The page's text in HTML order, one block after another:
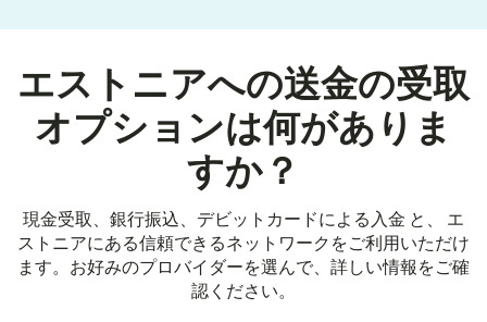
エストニアへの送金の受取
オプションは何がありま
すか？
現金受取、銀行振込、デビットカードによる入金 と、 エ
ストニアにある信頼できるネットワークをご利用いただけ
ます。お好みのプロバイダーを選んで、詳しい情報をご確
認ください。